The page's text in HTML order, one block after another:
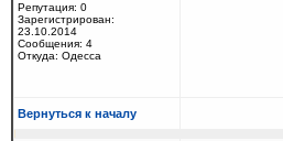
Репутация: 0
Зарегистрирован:
23.10.2014
Сообщения: 4
Откуда: Одесса
Вернуться к началу